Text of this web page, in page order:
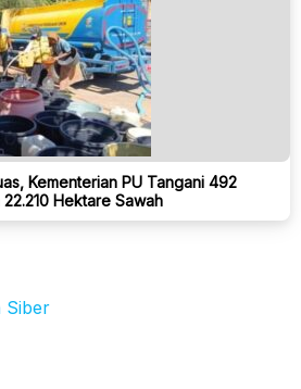
Kementerian PU Tangani 492
Hektare Sawah
Siber